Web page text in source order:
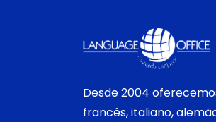
Desde 2004
francês, italiano,